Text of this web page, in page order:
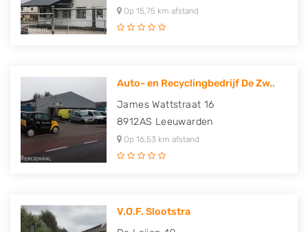
Op 15,75 km afstand
Auto- en Recyclingbedrijf De Zw..
James Wattstraat 16
8912AS Leeuwarden
Op 16,53 km afstand
V.O.F. Slootstra